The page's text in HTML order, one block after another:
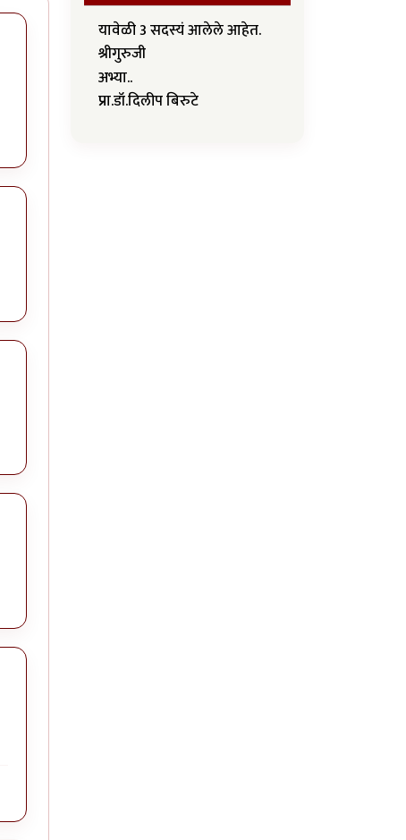
यावेळी 3 सदस्यं आलेले आहेत.
श्रीगुरुजी
अभ्या..
प्रा.डॉ.दिलीप बिरुटे